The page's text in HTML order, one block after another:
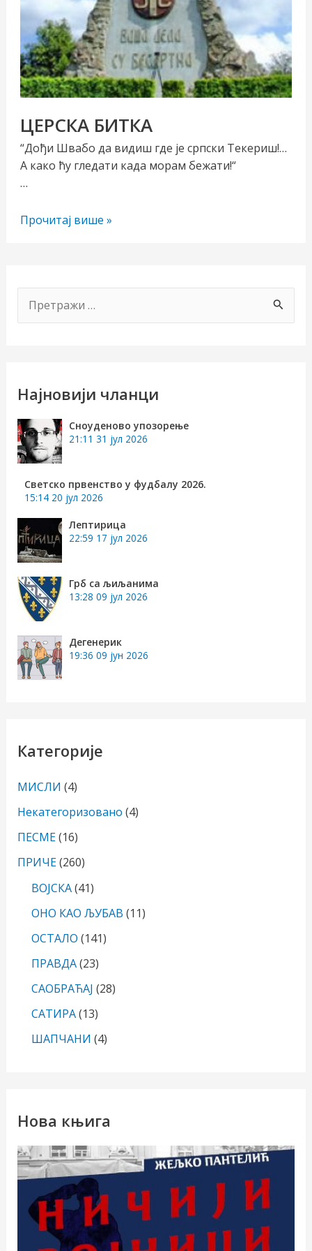
ЦЕРСКА БИТКА
“Дођи Швабо да видиш где је српски Текериш!…
А како ћу гледати када морам бежати!“
…
ЦЕРСКА
Прочитај више »
р
р
г
а
:
Најновији чланци
Сноуденово упозорење
21:11 31 јул 2026
Светско првенство у фудбалу 2026.
15:14 20 јул 2026
Лептирица
22:59 17 јул 2026
Грб са љиљанима
13:28 09 јул 2026
Дегенерик
19:36 09 јун 2026
Категорије
МИСЛИ (4)
Некатегоризовано (4)
ПЕСМЕ(16)
ПРИЧЕ(260)
ВОЈСКА(41)
ОНО КАО ЉУБАВ (11)
ОСТАЛО (141)
ПРАВДА(23)
САОБРАЋАЈ (28)
САТИРА(13)
ШАПЧАНИ (4)
Нова књига